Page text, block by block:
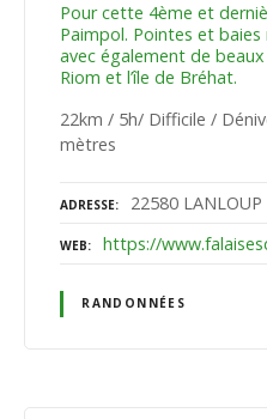
Pour cette 4ème et
Paimpol. Pointes et
avec également de beaux
Riom et l’île de Bréhat.
22km / 5h/ Difficile /
mètres
ADRESSE 22580 LANLOUP
WEB https://
RANDONNÉES